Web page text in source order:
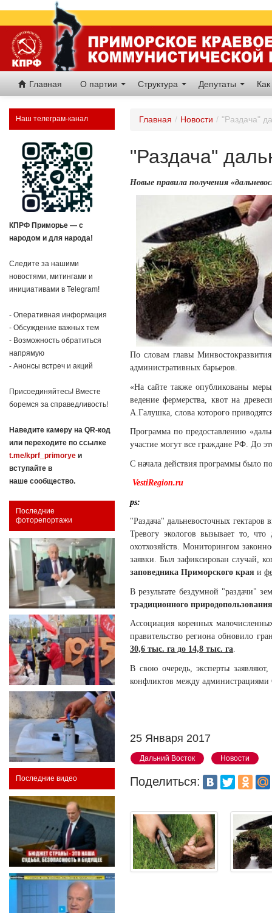
Главная О партии Структура Депутаты
Наш телеграм-канал
КПРФ Приморье — с
народом и для народа!
Следите за нашими
новостями, митингами и
инициативами в Telegram!
- Оперативная информация
- Обсуждение важных тем
- Возможность обратиться
напрямую
- Анонсы встреч и акций
Присоединяйтесь! Вместе
боремся за справедливость!
Наведите камеру на QR-код
или переходите по ссылке
t.me/kprf_primorye и
вступайте в
наше сообщество.
Последние
фоторепортажи
Последние видео
Главная / Новости / "Раздача"
"Раздача"
Новые правила получения
По словам главы
административных барьеров.
«На сайте также опубликованы
ведение фермерства, квот на
А.Галушка, слова которого
Программа по предоставлению
участие могут все граждане РФ. До
С начала действия программы было
VestiRegion.ru
ps:
"Раздача" дальневосточных
Тревогу экологов вызывает то,
охотхозяйств. Мониторингом
заявки. Был зафиксирован случай,
заповедника Приморского краяи
В результате бездумной "раздачи"
традиционного
Ассоциация коренных
правительство региона обновило
30,6 тыс. га до 14,8 тыс. га.
В свою очередь, эксперты
конфликтов между администрациями
25 Января 2017
Дальний Восток Новости
Поделиться: